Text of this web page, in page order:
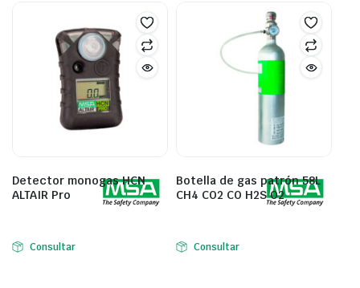
Detector monogas HCN
ALTAIR Pro
Consultar
Botella de gas patrón 58L
CH4 CO2 CO H2S O2
Consultar